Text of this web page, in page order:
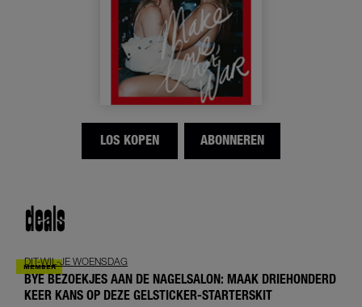
LOS KOPEN ABONNEREN
deals
DIT-WIL-JE WOENSDAG
BYE BEZOEKJES AAN DE NAGELSALON: MAAK DRIEHONDERD
KEER KANS OP DEZE GELSTICKER-STARTERSKIT